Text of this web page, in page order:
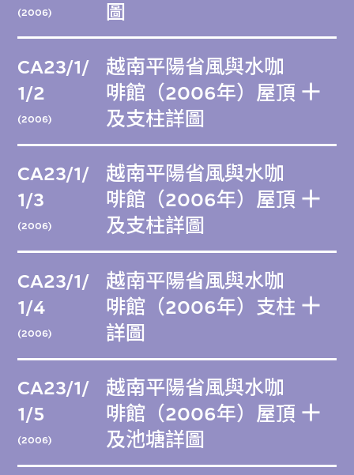
(2006)
圖
CA23/1/
1/2
(2006)
越南平陽省風與水咖
啡館（2006年）屋頂
及支柱詳圖
CA23/1/
1/3
(2006)
越南平陽省風與水咖
啡館（2006年）屋頂
及支柱詳圖
CA23/1/
1/4
(2006)
越南平陽省風與水咖
啡館（2006年）支柱
詳圖
CA23/1/
1/5
(2006)
越南平陽省風與水咖
啡館（2006年）屋頂
及池塘詳圖